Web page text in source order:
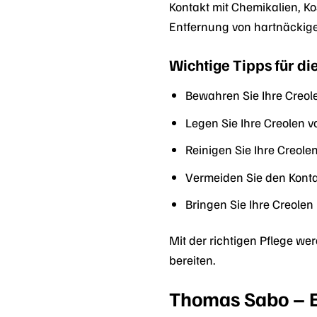
Kontakt mit Chemikalien,
Entfernung von
Wichtige Tipps für
Bewahren Sie Ihre
Legen Sie Ihre Creolen
Reinigen Sie Ihre
Vermeiden Sie den
Bringen Sie Ihre
Mit der richtigen Pflege
bereiten.
Thomas Sabo –